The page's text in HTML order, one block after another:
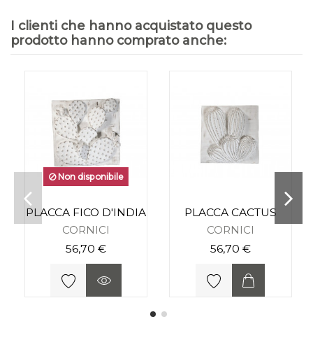
I clienti che hanno acquistato questo
prodotto hanno comprato anche:
Non disponibile
PLACCA FICO D'INDIA
CORNICI
56,70 €
PLACCA CACTUS
CORNICI
56,70 €